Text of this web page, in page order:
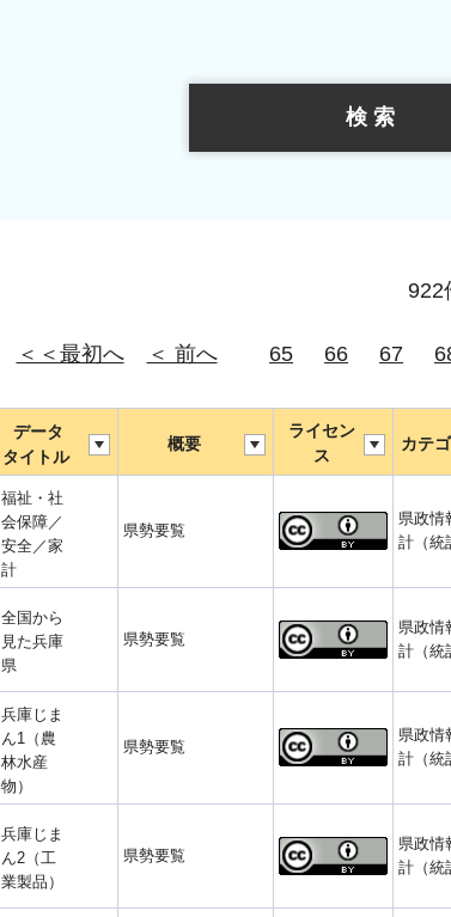
922
＜＜最初へ ＜ 前へ 65 66 67
データ
タイトル
概要
ライセン
ス
カテ
福祉・社
会保障／
安全／家
計
県勢要覧
県政情
計（統
全国から
見た兵庫
県
県勢要覧
県政情
計（統
兵庫じま
ん1（農
林水産
物）
県勢要覧
県政情
計（統
兵庫じま
ん2（工
業製品）
県勢要覧
県政情
計（統